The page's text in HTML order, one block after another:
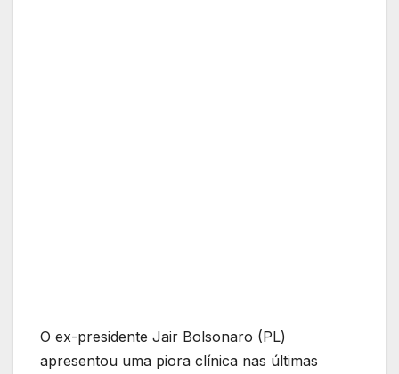
O ex-presidente Jair Bolsonaro (PL)
apresentou uma piora clínica nas últimas